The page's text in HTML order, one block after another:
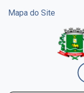
Mapa do Site